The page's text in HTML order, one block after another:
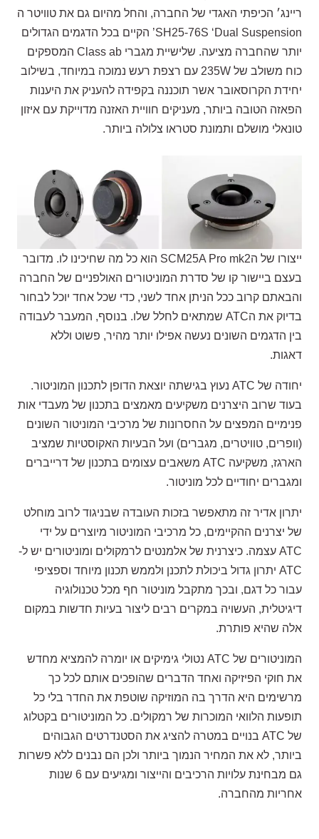
ריינג׳ הכיפתי האגדי של החברה, והחל מהיום גם את טוויטר ה
SH25-76S ‘Dual Suspension’ הקיים בכל הדגמים הגדולים
יותר שהחברה מציעה. שלישיית מגברי Class ab המספקים
כוח משולב של 235W עם רצפת רעש נמוכה במיוחד, בשילוב
יחידת הקרוסאובר אשר תוכננה בקפידה להעניק את היענות
הפאזה הטובה ביותר, מעניקים חוויית האזנה מדוייקת עם איזון
טונאלי מושלם ותמונת סטראו צלולה ביותר.
ייצורו של הSCM25A Pro mk2 הוא כל מה שחיכינו לו. מדובר
בעצם ביישור קו של סדרת המוניטורים האולפניים של החברה
והבאתם קרוב ככל הניתן אחד לשני, כדי שכל אחד יוכל לבחור
בדיוק את הATC שמתאים לחלל שלו. בנוסף, המעבר לעבודה
בין הדגמים השונים נעשה אפילו יותר מהיר, פשוט וללא
דאגות.
יחודה של ATC נעוץ בגישתה יוצאת הדופן לתכנון המוניטור.
בעוד שרוב היצרנים משקיעים מאמצים בתכנון של מעבדי אות
פנימיים המפצים על החסרונות של מרכיבי המוניטור השונים
(וופרים, טוויטרים, מגברים) ועל הבעיות האקוסטיות שמציב
הארגז, משקיעה ATC משאבים עצומים בתכנון של דרייברים
ומגברים יחודיים לכל מוניטור.
יתרון אדיר זה מתאפשר בזכות העובדה שבניגוד לרוב מוחלט
של יצרנים ההקיימים, כל מרכיבי המוניטור מיוצרים על ידי
ATC עצמה. כיצרנית של אלמנטים לרמקולים ומוניטורים יש ל-
ATC יתרון גדול ביכולת לתכנן ולממש תכנון מיוחד וספציפי
עבור כל דגם, ובכך מתקבל מוניטור חף מכל טכנולוגיה
דיגיטלית, העשויה במקרים רבים ליצור בעיות חדשות במקום
אלה שהיא פותרת.
המוניטורים של ATC נטולי גימיקים או יומרה להמציא מחדש
את חוקי הפיזיקה ואחד הדברים שהופכים אותם לכל כך
מרשימים היא הדרך בה המוזיקה שוטפת את החדר בלי כל
תופעות הלוואי המוכרות של רמקולים. כל המוניטורים בקטלוג
של ATC בנויים במטרה להציג את הסטנדרטים הגבוהים
ביותר, לא את המחיר הנמוך ביותר ולכן הם נבנים ללא פשרות
גם מבחינת עלויות הרכיבים והייצור ומגיעים עם 6 שנות
אחריות מהחברה.